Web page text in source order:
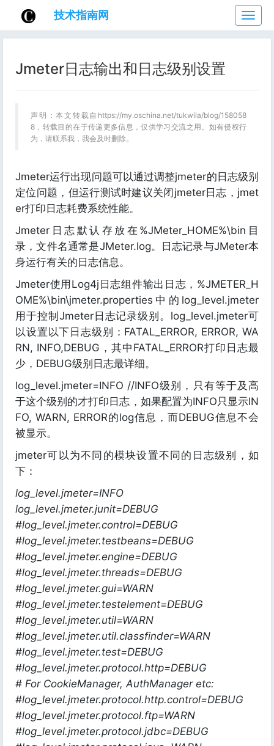
技
术
指
技术指南网
Jmeter日志输出和日志级别设置
声明：本文转载自https://my.oschina.net/tukwila/blog/158058
8，转载目的在于传递更多信息，仅供学习交流之用。如有侵权行
为，请联系我，我会及时删除。
Jmeter运行出现问题可以通过调整jmeter的日志级别
定位问题，但运行测试时建议关闭jmeter日志，jmet
er打印日志耗费系统性能。
Jmeter日志默认存放在%JMeter_HOME%\bin目
录，文件名通常是JMeter.log。日志记录与JMeter本
身运行有关的日志信息。
Jmeter使用Log4j日志组件输出日志，%JMETER_H
OME%\bin\jmeter.properties中的log_level.jmeter
用于控制Jmeter日志记录级别。log_level.jmeter可
以设置以下日志级别：FATAL_ERROR, ERROR, WA
RN, INFO,DEBUG，其中FATAL_ERROR打印日志最
少，DEBUG级别日志最详细。
log_level.jmeter=INFO //INFO级别，只有等于及高
于这个级别的才打印日志，如果配置为INFO只显示IN
FO, WARN, ERROR的log信息，而DEBUG信息不会
被显示。
jmeter可以为不同的模块设置不同的日志级别，如
下：
log_level.jmeter=INFO
log_level.jmeter.junit=DEBUG
#log_level.jmeter.control=DEBUG
#log_level.jmeter.testbeans=DEBUG
#log_level.jmeter.engine=DEBUG
#log_level.jmeter.threads=DEBUG
#log_level.jmeter.gui=WARN
#log_level.jmeter.testelement=DEBUG
#log_level.jmeter.util=WARN
#log_level.jmeter.util.classfinder=WARN
#log_level.jmeter.test=DEBUG
#log_level.jmeter.protocol.http=DEBUG
# For CookieManager, AuthManager etc:
#log_level.jmeter.protocol.http.control=DEBUG
#log_level.jmeter.protocol.ftp=WARN
#log_level.jmeter.protocol.jdbc=DEBUG